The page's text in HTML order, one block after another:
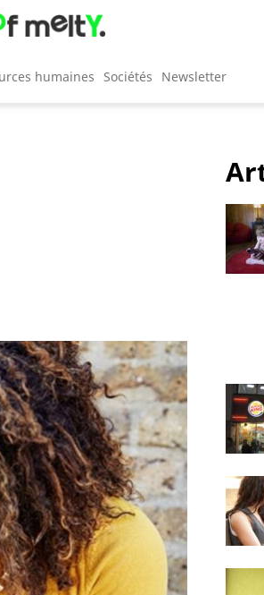
humaines Sociétés Newsletter